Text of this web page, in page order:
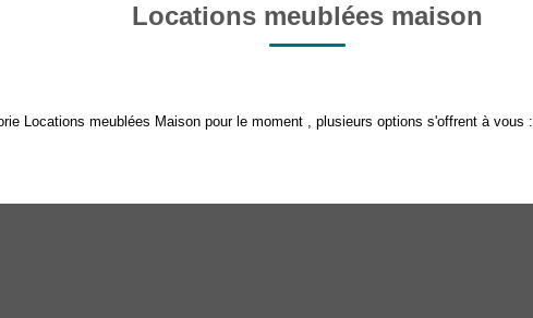
Locations meublées maison
Locations meublées Maison pour le moment , plusieurs options s'offrent à vous :